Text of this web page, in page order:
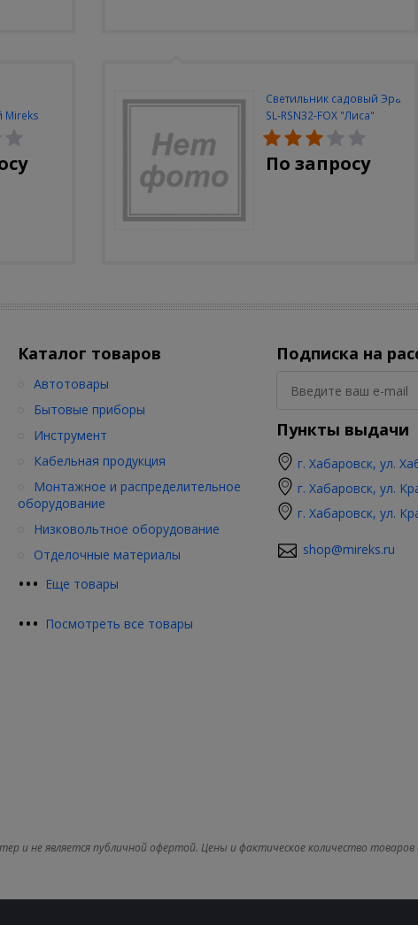
Mireks
Светильник садовый Эра
SL-RSN32-FOX "Лиса"
солн.бат, полистоун,
цветной, 32 см
По запросу
Каталог товаров
••• Еще товары
Автотовары
Бытовые приборы
Инструмент
Кабельная продукция
Монтажное и распределительное
оборудование
Низковольтное оборудование
Отделочные материалы
••• Посмотреть все товары
Подписка на
Пункты выдачи
г. Хабаровск, ул.
г. Хабаровск, ул.
г. Хабаровск, ул.
shop@mireks.ru
и не является публичной офертой. Цены и фактическое количество